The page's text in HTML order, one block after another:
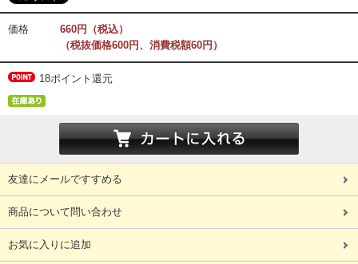
価格
660円（税込）
（税抜価格600円、消費税額60円）
18ポイント還元
友達にメールですすめる
商品について問い合わせ
お気に入りに追加